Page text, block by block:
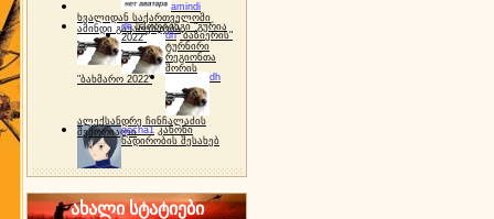
amindi
ხვალიდან საქართველოში
ამინდი გაუარესდება
dh სპორტინგი "გურია
2022"
dh "ბაზიერის"
ტურნირი
რეგიონთა
შორის
"ბახმარო 2022"
dh
ალექსანდრე ჩინჩალაძის
მემორიალიgocha1 კანონი
ნადირობის შესახებ
ახალი სტატიები